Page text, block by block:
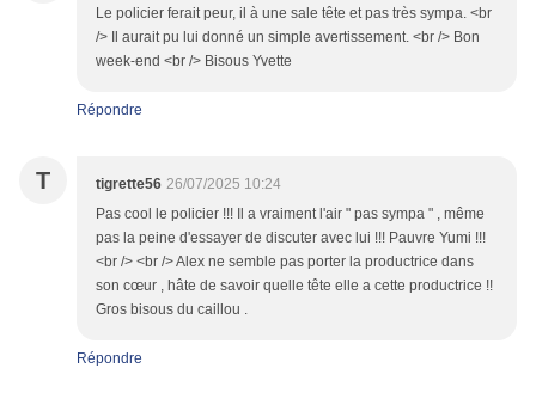
Le policier ferait peur, il à une sale tête et pas très sympa. <br
/> Il aurait pu lui donné un simple avertissement. <br /> Bon
week-end <br /> Bisous Yvette
Répondre
T tigrette56 26/07/2025 10:24
Pas cool le policier !!! Il a vraiment l'air " pas sympa " , même
pas la peine d'essayer de discuter avec lui !!! Pauvre Yumi !!!
<br /> <br /> Alex ne semble pas porter la productrice dans
son cœur , hâte de savoir quelle tête elle a cette productrice !!
Gros bisous du caillou .
Répondre